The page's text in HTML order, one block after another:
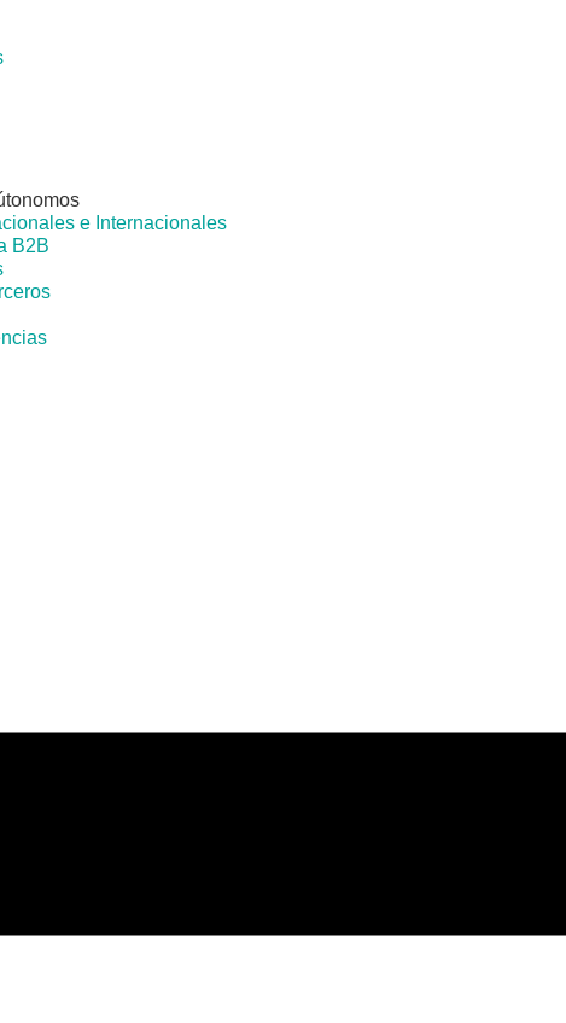
e Internacionales
B2B